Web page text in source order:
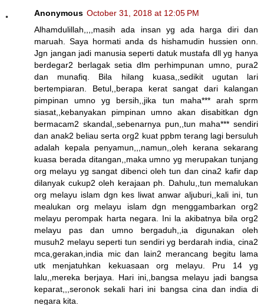
Anonymous October 31, 2018 at 12:05 PM
Alhamdulillah,,,,masih ada insan yg ada harga diri dan
maruah. Saya hormati anda ds hishamudin hussien onn.
Jgn jangan jadi manusia seperti datuk mustafa dll yg hanya
berdegar2 berlagak setia dlm perhimpunan umno, pura2
dan munafiq. Bila hilang kuasa,,sedikit ugutan lari
bertempiaran. Betul,,berapa kerat sangat dari kalangan
pimpinan umno yg bersih,,jika tun maha*** arah sprm
siasat,,kebanyakan pimpinan umno akan disabitkan dgn
bermacam2 skandal,,sebenarnya pun,,tun maha*** sendiri
dan anak2 beliau serta org2 kuat ppbm terang lagi bersuluh
adalah kepala penyamun,,,namun,,oleh kerana sekarang
kuasa berada ditangan,,maka umno yg merupakan tunjang
org melayu yg sangat dibenci oleh tun dan cina2 kafir dap
dilanyak cukup2 oleh kerajaan ph. Dahulu,,tun memalukan
org melayu islam dgn kes liwat anwar aljuburi,,kali ini, tun
mealukan org melayu islam dgn menggambarkan org2
melayu perompak harta negara. Ini la akibatnya bila org2
melayu pas dan umno bergaduh,,ia digunakan oleh
musuh2 melayu seperti tun sendiri yg berdarah india, cina2
mca,gerakan,india mic dan lain2 merancang begitu lama
utk menjatuhkan kekuasaan org melayu. Pru 14 yg
lalu,,mereka berjaya. Hari ini,,bangsa melayu jadi bangsa
keparat,,,seronok sekali hari ini bangsa cina dan india di
negara kita.